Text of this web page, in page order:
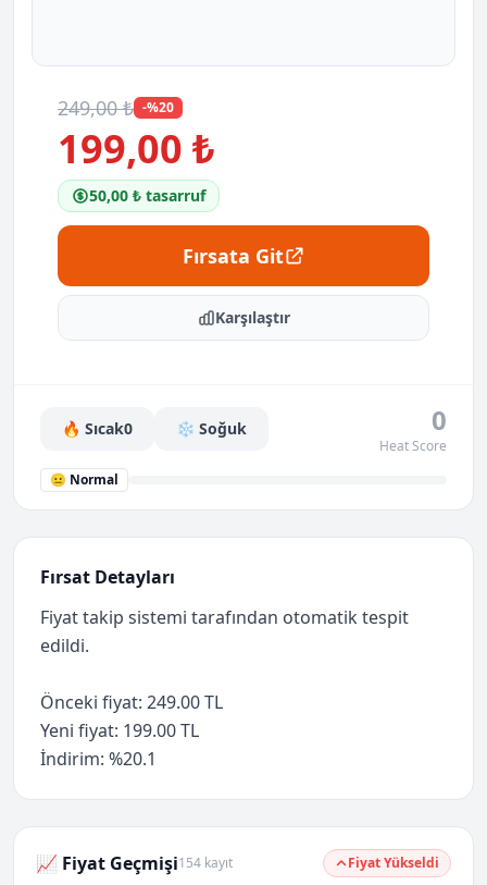
249,00 ₺ -%20
199,00 ₺
50,00 ₺ tasarruf
Fırsata Git
Karşılaştır
🔥 Sıcak0 ❄️ Soğuk 0
Heat Score
😐 Normal
Fırsat Detayları
Fiyat takip sistemi tarafından otomatik tespit
edildi.
Önceki fiyat: 249.00 TL
Yeni fiyat: 199.00 TL
İndirim: %20.1
📈 Fiyat Geçmişi154 kayıt Fiyat Yükseldi